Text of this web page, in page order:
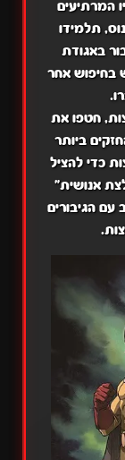
המרתיעים
תלמידו
באגודת
בחיפוש אחר
חטפו את
ביותר
כדי להציל
אנושית"
עם הגיבורים